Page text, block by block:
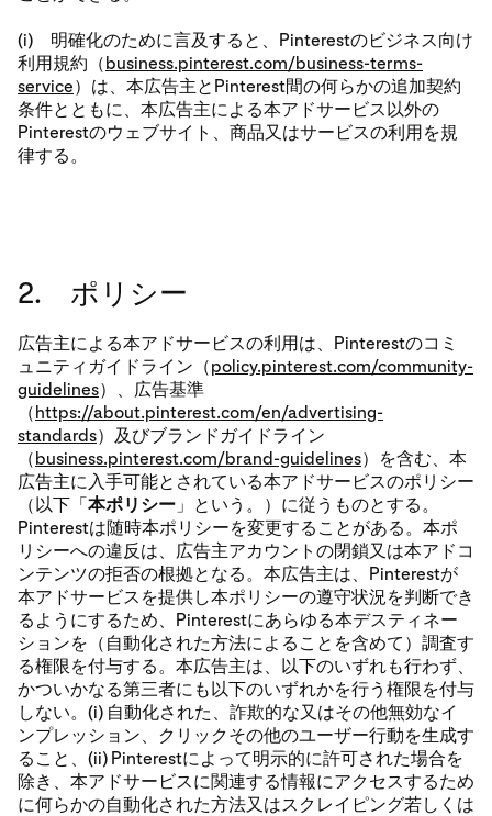
(i) 明確化のために言及すると、Pinterestのビジネス向け
利用規約（business.pinterest.com/business-terms-
service）は、本広告主とPinterest間の何らかの追加契約
条件とともに、本広告主による本アドサービス以外の
Pinterestのウェブサイト、商品又はサービスの利用を規
律する。
2. ポリシー
広告主による本アドサービスの利用は、Pinterestのコミ
ュニティガイドライン（policy.pinterest.com/community-
guidelines）、広告基準
（ https://about.pinterest.com/en/advertising-
standards）及びブランドガイドライン
（ business.pinterest.com/brand-guidelines）を含む、本
広告主に入手可能とされている本アドサービスのポリシー
（以下「 本ポリシー 」という。）に従うものとする。
Pinterestは随時本ポリシーを変更することがある。本ポ
リシーへの違反は、広告主アカウントの閉鎖又は本アドコ
ンテンツの拒否の根拠となる。本広告主は、Pinterestが
本アドサービスを提供し本ポリシーの遵守状況を判断でき
るようにするため、Pinterestにあらゆる本デスティネー
ションを（自動化された方法によることを含めて）調査す
る権限を付与する。本広告主は、以下のいずれも行わず、
かついかなる第三者にも以下のいずれかを行う権限を付与
しない。(i) 自動化された、詐欺的な又はその他無効なイ
ンプレッション、クリックその他のユーザー行動を生成す
ること、(ii) Pinterestによって明示的に許可された場合を
除き、本アドサービスに関連する情報にアクセスするため
に何らかの自動化された方法又はスクレイピング若しくは